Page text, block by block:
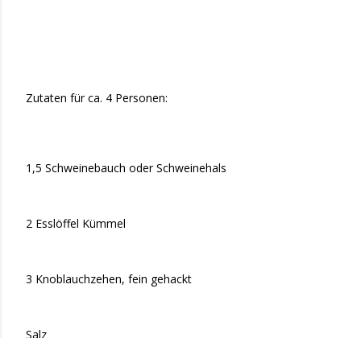
Zutaten für ca. 4 Personen:
1,5 Schweinebauch oder Schweinehals
2 Esslöffel Kümmel
3 Knoblauchzehen, fein gehackt
Salz